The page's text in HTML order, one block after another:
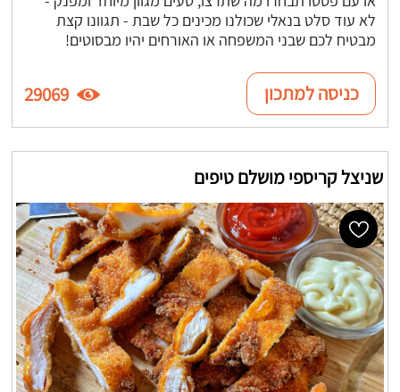
לא עוד סלט בנאלי שכולנו מכינים כל שבת - תגוונו קצת
מבטיח לכם שבני המשפחה או האורחים יהיו מבסוטים!
כניסה למתכון 29069
שניצל קריספי מושלם טיפים